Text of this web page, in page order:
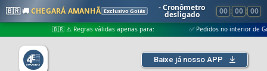
🇧🇷 🚚CHEGARÁ AMANHÃ Exclusivo Goiás - Cronômetro
desligado 00 : 00 : 00
🇧🇷 ⚠️ Regras válidas apenas para: ✅ Pedidos no interior de Goiás
Baixe já nosso APP